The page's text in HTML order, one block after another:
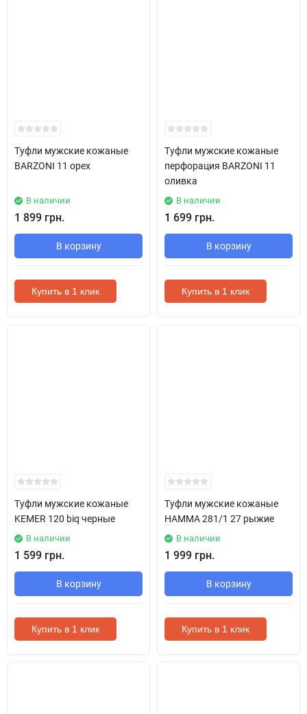
Туфли мужские кожаные
BARZONI 11 орех
В наличии
1 899 грн.
В корзину
Купить в 1 клик
Туфли мужские кожаные
перфорация BARZONI 11
оливка
В наличии
1 699 грн.
В корзину
Купить в 1 клик
Туфли мужские кожаные
KEMER 120 biq черные
В наличии
1 599 грн.
В корзину
Купить в 1 клик
Туфли мужские кожаные
HAMMA 281/1 27 рыжие
В наличии
1 999 грн.
В корзину
Купить в 1 клик